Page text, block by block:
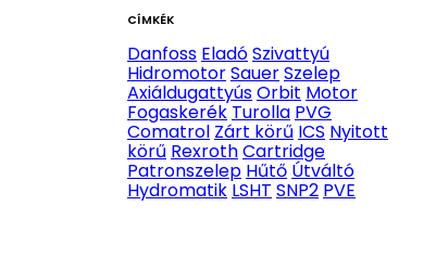
CÍMKÉK
Danfoss EladóSzivattyú
HidromotorSauerSzelep
AxiáldugattyúsOrbit Motor
Fogaskerék Turolla PVG
Comatrol Zárt körű ICS Nyitott
körű RexrothCartridge
Patronszelep Hűtő Útváltó
Hydromatik LSHT SNP2 PVE